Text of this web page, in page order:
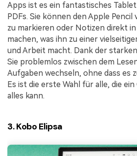
Apps ist es ein fantastisches
PDFs. Sie können den Apple
zu markieren oder Notizen direkt
machen, was ihn zu einer
und Arbeit macht. Dank der
Sie problemlos zwischen dem
Aufgaben wechseln, ohne dass es
Es ist die erste Wahl für alle, die
alles kann.
3. Kobo Elipsa